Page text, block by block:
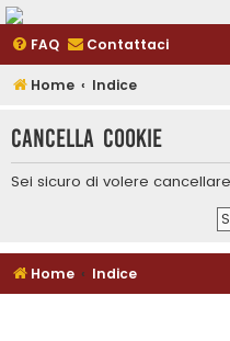
FAQ Contattaci
Home Indice
Cancella cookie
Sei sicuro di volere
Home Indice